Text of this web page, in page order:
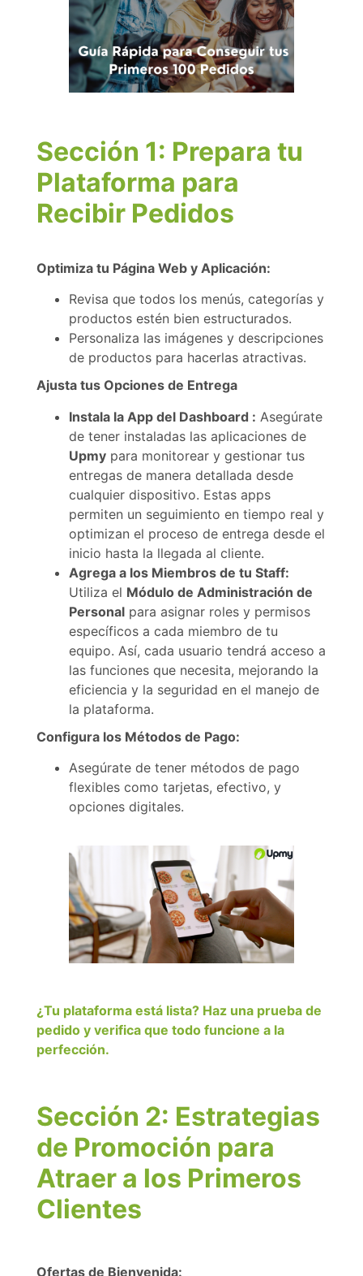
Sección 1: Prepara tu
Plataforma para
Recibir Pedidos
Optimiza tu Página Web y Aplicación:
Revisa que todos los menús, categorías y
productos estén bien estructurados.
Personaliza las imágenes y descripciones
de productos para hacerlas atractivas.
Ajusta tus Opciones de Entrega
Instala la App del Dashboard : Asegúrate
de tener instaladas las aplicaciones de
Upmy para monitorear y gestionar tus
entregas de manera detallada desde
cualquier dispositivo. Estas apps
permiten un seguimiento en tiempo real y
optimizan el proceso de entrega desde el
inicio hasta la llegada al cliente.
Agrega a los Miembros de tu Staff:
Utiliza el Módulo de Administración de
Personal para asignar roles y permisos
específicos a cada miembro de tu
equipo. Así, cada usuario tendrá acceso a
las funciones que necesita, mejorando la
eficiencia y la seguridad en el manejo de
la plataforma.
Configura los Métodos de Pago:
Asegúrate de tener métodos de pago
flexibles como tarjetas, efectivo, y
opciones digitales.
¿Tu plataforma está lista? Haz una prueba de
pedido y verifica que todo funcione a la
perfección.
Sección 2: Estrategias
de Promoción para
Atraer a los Primeros
Clientes
Ofertas de Bienvenida: